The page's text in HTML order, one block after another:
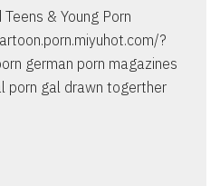
& Young Porn
?
german porn magazines
porn gal drawn togerther